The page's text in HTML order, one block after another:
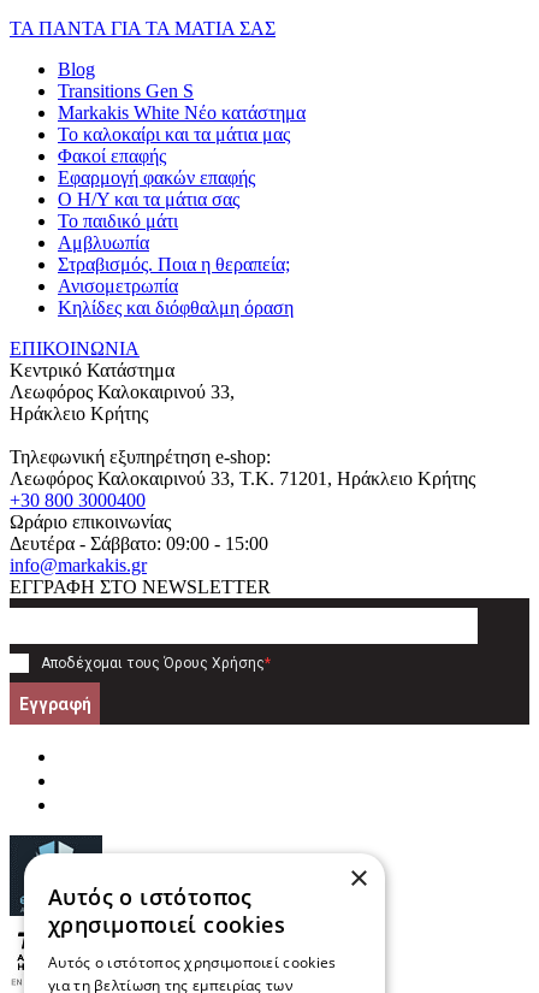
ΤΑ ΠΑΝΤΑ ΓΙΑ ΤΑ ΜΑΤΙΑ ΣΑΣ
Blog
Transitions Gen S
Markakis White Νέο κατάστημα
Το καλοκαίρι και τα μάτια μας
Φακοί επαφής
Εφαρμογή φακών επαφής
Ο Η/Υ και τα μάτια σας
Το παιδικό μάτι
Αμβλυωπία
Στραβισμός. Ποια η θεραπεία;
Ανισομετρωπία
Κηλίδες και διόφθαλμη όραση
ΕΠΙΚΟΙΝΩΝΙΑ
Κεντρικό Κατάστημα
Λεωφόρος Καλοκαιρινού 33,
Ηράκλειο Κρήτης
Τηλεφωνική εξυπηρέτηση e-shop:
Λεωφόρος Καλοκαιρινού 33, T.K. 71201 , Ηράκλειο Κρήτης
+30 800 3000400
Ωράριο επικοινωνίας
Δευτέρα - Σάββατο: 09:00 - 15:00
info@markakis.gr
ΕΓΓΡΑΦΗ ΣΤΟ NEWSLETTER
Αποδέχομαι τους Όρους Χρήσης*
Εγγραφή
×
Αυτός ο ιστότοπος
χρησιμοποιεί cookies
Αυτός ο ιστότοπος χρησιμοποιεί cookies
για τη βελτίωση της εμπειρίας των